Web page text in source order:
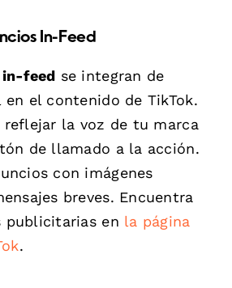
In-Feed
in-feed se integran de
el contenido de TikTok.
reflejar la voz de tu marca
de llamado a la acción.
con imágenes
breves. Encuentra
publicitarias en la página
.